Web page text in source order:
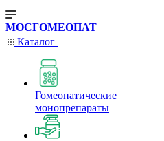
МОСГОМЕОПАТ
Каталог
Гомеопатические
монопрепараты